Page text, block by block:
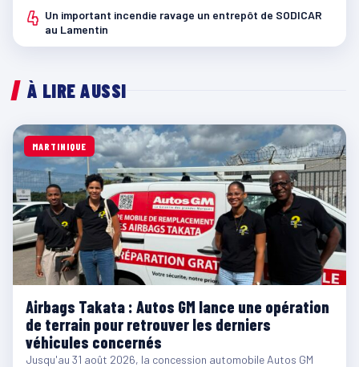
4 Un important incendie ravage un entrepôt de SODICAR
au Lamentin
À LIRE AUSSI
MARTINIQUE
Airbags Takata : Autos GM lance une opération
de terrain pour retrouver les derniers
véhicules concernés
Jusqu'au 31 août 2026, la concession automobile Autos GM